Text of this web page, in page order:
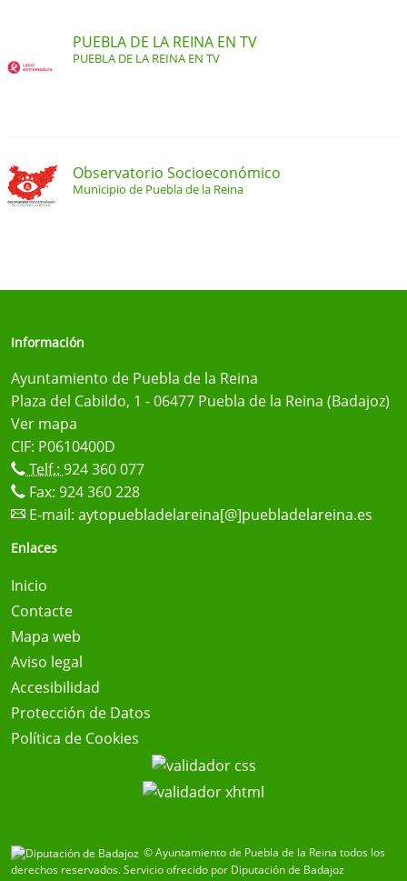
PUEBLA DE LA REINA EN TV
PUEBLA DE LA REINA EN TV
Observatorio Socioeconómico
Municipio de Puebla de la Reina
Información
Ayuntamiento de Puebla de la Reina
Plaza del Cabildo, 1 - 06477 Puebla de la Reina (Badajoz)
Ver mapa
CIF: P0610400D
Telf.: 924 360 077
Fax: 924 360 228
E-mail: aytopuebladelareina[@]puebladelareina.es
Enlaces
Inicio
Contacte
Mapa web
Aviso legal
Accesibilidad
Protección de Datos
Política de Cookies
© Ayuntamiento de Puebla de la Reina todos los
derechos reservados.Servicio ofrecido por Diputación de Badajoz